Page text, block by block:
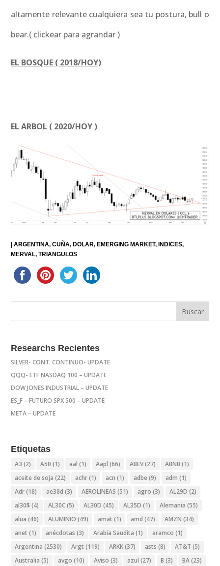
altamente relevante cualquiera sea tu postura, bull o
bear.( clickear para agrandar )
EL BOSQUE ( 2018/HOY)
EL ARBOL ( 2020/HOY )
|ARGENTINA CUÑA DOLAR EMERGING MARKET
INDICES
MERVAL TRIANGULOS
Researchs Recientes
SILVER- CONT. CONTINUO- UPDATE
QQQ- ETF NASDAQ 100 – UPDATE
DOW JONES INDUSTRIAL – UPDATE
ES_F – FUTURO SPX 500 – UPDATE
META – UPDATE
Etiquetas
A3 (2) A50 (1) aal (1) Aapl (66) ABEV(27) ABNB (1)
aceite de soja (22) achr(1) acn (1) adbe (9) adm (1)
Adr(18) ae38d (3) AEROLINEAS (51) agro (3) AL29D (2)
al30$ (4) AL30C(5) AL30D (45) AL35D (1) Alemania (55)
alua (46) ALUMINIO (49) amat (1) amd (47) AMZN (34)
anet (1) anécdotas (3) Arabia Saudita (1) aramco (1)
Argentina (2530) Argt (119) ARKK(37) asts (8) AT&T (5)
Australia (5) avgo (10) Aviso (3) azul (27) B (3) BA(23)